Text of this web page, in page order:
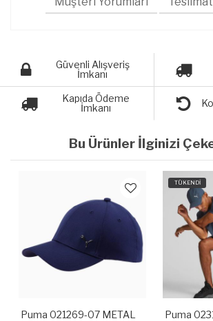
Güvenli Alışveriş
İmkanı
Kapıda Ödeme
İmkanı
Bu Ürünler İlginizi
Puma 021269-07 METAL
TÜKENDİ
Puma